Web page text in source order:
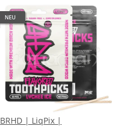
NEU
BRHD | LiqPix |